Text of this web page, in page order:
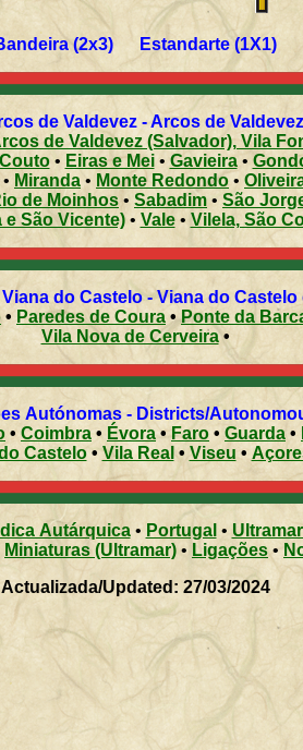
(2x3) Estandarte (1X1)
de Valdevez - Arcos de
de Valdevez (Salvador), Vila
Couto• Eiras e Mei• Gavieira•
• Miranda • Monte Redondo •
de Moinhos • Sabadim • São
e São Vicente)• Vale• Vilela, São
distrito de Viana do Castelo - Viana do
• Paredes de Coura •Ponte da
Vila Nova de Cerveira•
Distritos/Regiões Autónomas - Districts/
• Coimbra • Évora• Faro • Guarda •
Castelo•Vila Real • Viseu •
Autárquica• Portugal •
Miniaturas (Ultramar) • Ligações•
Actualizada/Updated: 27/03/2024